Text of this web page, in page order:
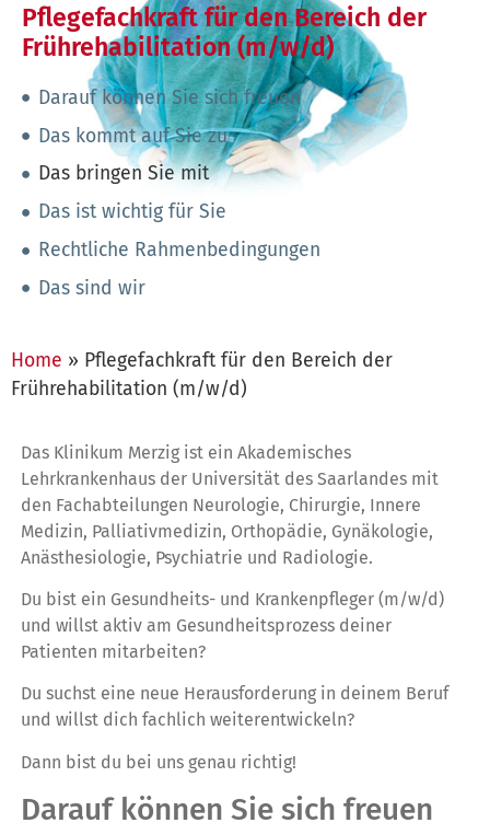
Pflegefachkraft für den Bereich der
Frührehabilitation (m/w/d)
Darauf können Sie sich freuen
Das kommt auf Sie zu
Das bringen Sie mit
Das ist wichtig für Sie
Rechtliche Rahmenbedingungen
Das sind wir
Home » Pflegefachkraft für den Bereich der
Frührehabilitation (m/w/d)
Das Klinikum Merzig ist ein Akademisches
Lehrkrankenhaus der Universität des Saarlandes mit
den Fachabteilungen Neurologie, Chirurgie, Innere
Medizin, Palliativmedizin, Orthopädie, Gynäkologie,
Anästhesiologie, Psychiatrie und Radiologie.
Du bist ein Gesundheits- und Krankenpfleger (m/w/d)
und willst aktiv am Gesundheitsprozess deiner
Patienten mitarbeiten?
Du suchst eine neue Herausforderung in deinem Beruf
und willst dich fachlich weiterentwickeln?
Dann bist du bei uns genau richtig!
Darauf können Sie sich freuen